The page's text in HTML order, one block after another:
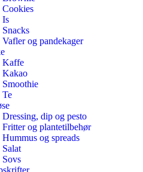
Cookies
Is
Snacks
Vafler og pandekager
Kaffe
Kakao
Smoothie
Te
Dressing, dip og pesto
Fritter og plantetilbehør
Hummus og spreads
Salat
Sovs